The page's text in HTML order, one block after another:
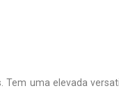
uma elevada